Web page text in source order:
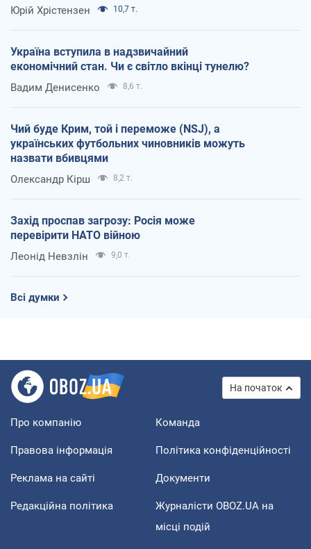
Юрій Хрістензен 10,7 т.
Україна вступила в надзвичайний
економічний стан. Чи є світло вкінці тунелю?
Вадим Денисенко 8,6 т.
Чий буде Крим, той і переможе (NSJ), а
українських футбольних чиновників можуть
назвати вбивцями
Олександр Кірш 8,2 т.
Захід проспав загрозу: Росія може
перевірити НАТО війною
Леонід Невзлін 9,0 т.
Всі думки
На початок
Про компанію Команда
Правова інформація Політика конфіденційності
Реклама на сайті Документи
Редакційна політика
Журналісти OBOZ.UA на
місці подій